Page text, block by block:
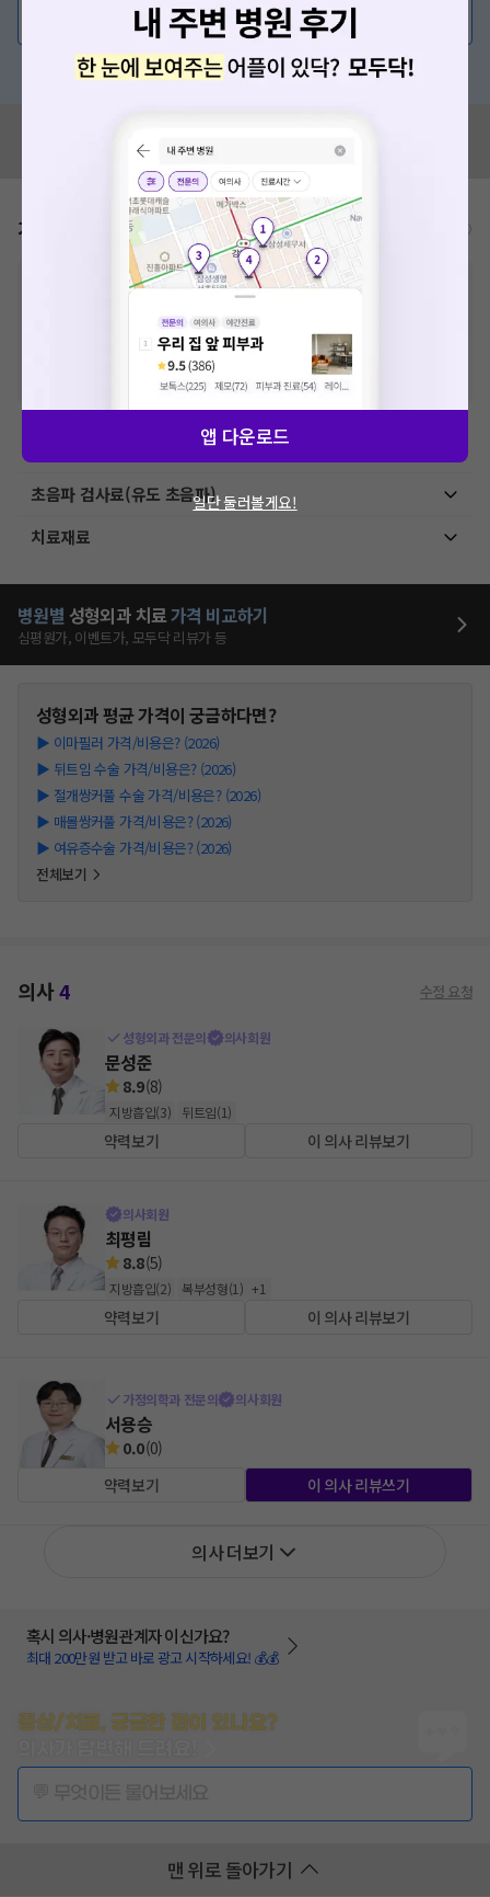
💬 무엇이든 물어보세요
혹은, 의료상담 서비스에 다양한 게시글 보러가기
모두닥 팀에 알려주세요!
가격표 비급여/급여 진료란?
비급여 항목의 경우,추가비용 등으로 실제 가격과 상이할 수 있으니, 정확
한 가격은 해당 의료기관에 직접 문의해주세요.
건강보험심사평가원
격입니다. (진료와 연관된 복합적인 비용이 추가되어, 병원마다 금액이 다르게
산정될 수 있는 점 참고 바랍니다.)
VAT 포함
초음파 검사료(기본초음파)
초음파 검사료(유도 초음파)
치료재료
병원별 성형외과 치료가격 비교하기
심평원가, 이벤트가, 모두닥 리뷰가 등
성형외과평균 가격이 궁금하다면?
▶ 이마필러 가격/비용은? (2026)
▶ 뒤트임 수술 가격/비용은? (2026)
▶ 절개쌍커풀 수술 가격/비용은? (2026)
▶ 매몰쌍커풀 가격/비용은? (2026)
▶ 여유증수술 가격/비용은? (2026)
전체보기
의사4 수정 요청
성형외과 전문의 의사회원
문성준
8.9(8)
지방흡입(3) 뒤트임(1)
약력보기 이 의사 리뷰보기
의사회원
최평림
8.8(5)
지방흡입(2) 복부성형(1 ) +1
약력보기 이 의사 리뷰보기
가정의학과 전문의 의사회원
서용승
0.0(0)
약력보기
이 의사 리뷰쓰기
의사 더보기
혹시 의사·병원관계자 이신가요?
최대 200만원 받고 바로 광고 시작하세요! 💰💰
증상/치료, 궁금한 점이 있나요?
맨 위로 돌아가기
앱 다운로드
일단 둘러볼게요!